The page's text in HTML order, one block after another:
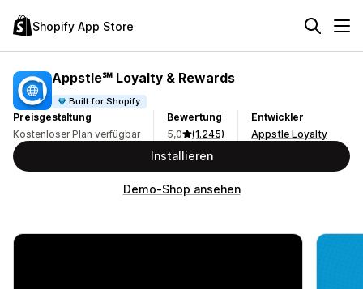
Shopify App Store
Appstle℠ Loyalty & Rewards
Built for Shopify
Preisgestaltung
Kostenloser Plan verfügbar
Bewertung
5,0
(1.245)
Entwickler
Appstle Loyalty
Installieren
Demo-Shop ansehen